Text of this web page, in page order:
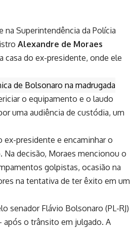
na Superintendência da Polícia
Alexandre de Moraes
casa do ex-presidente, onde ele
de Bolsonaro na madrugada
o equipamento e o laudo
uma audiência de custódia, um
ex-presidente e encaminhar o
Na decisão, Moraes mencionou o
golpistas, ocasião na
na tentativa de ter êxito em um
senador Flávio Bolsonaro (PL-RJ)
após o trânsito em julgado. A